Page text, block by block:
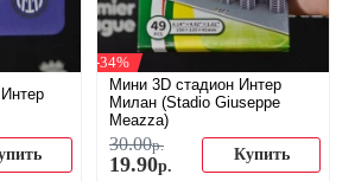
-34%
Мини 3D стадион Интер
Милан (Stadio Giuseppe
Meazza)
30.00р.
19.90р.
Купить